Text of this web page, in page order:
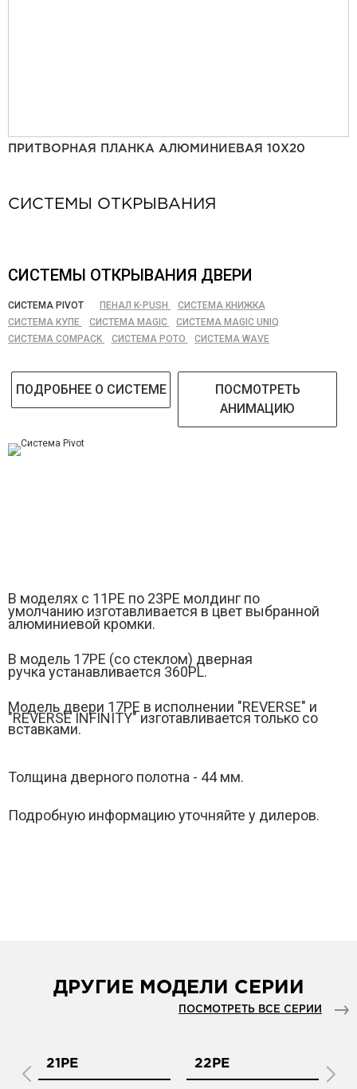
ПРИТВОРНАЯ ПЛАНКА АЛЮМИНИЕВАЯ 10Х20
СИСТЕМЫ ОТКРЫВАНИЯ
СИСТЕМЫ ОТКРЫВАНИЯ ДВЕРИ
СИСТЕМА PIVOT ПЕНАЛ K-PUSH
СИСТЕМА КНИЖКА
СИСТЕМА КУПЕ
СИСТЕМА MAGIC
СИСТЕМА MAGIC UNIQ
СИСТЕМА COMPACK
СИСТЕМА РОТО СИСТЕМА WAVE
ПОДРОБНЕЕ О СИСТЕМЕ
ПОСМОТРЕТЬ
АНИМАЦИЮ
В моделях с 11РЕ по 23PE молдинг по
умолчанию изготавливается в цвет выбранной
алюминиевой кромки.
В модель 17PЕ (со стеклом) дверная
ручка устанавливается 360PL.
Модель двери 17РE в исполнении "REVERSE" и
"REVERSE INFINITY" изготавливается только со
вставками.
Толщина дверного полотна - 44 мм.
Подробную информацию уточняйте у дилеров.
ДРУГИЕ МОДЕЛИ СЕРИИ
ПОСМОТРЕТЬ ВСЕ СЕРИИ
21PE 22PE